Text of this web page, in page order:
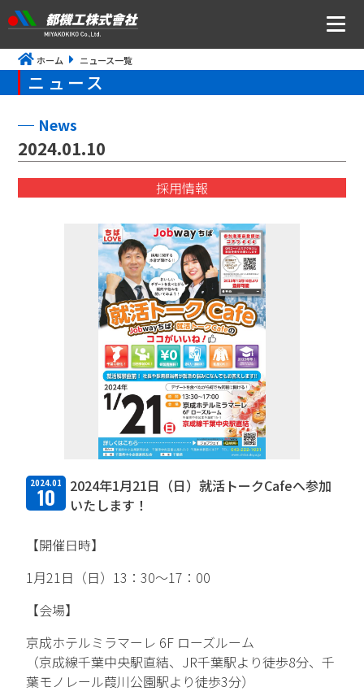
ニュース
トップメッセージ・社是・経営理念
事業所アクセス
CSR・ISOの取り組みについて
取扱商品・メーカー
取扱メーカー一覧
採用情報
会社を知る
人と仕事を知る
社風を知る
制度を知る
ホーム ニュース一覧
ニュース
News
2024.01.10
採用情報
2024.01
10
2024年1月21日（日）就活トークCafeへ参加
いたします！
【開催日時】
1月21日（日）13：30～17：00
【会場】
京成ホテルミラマーレ 6F ローズルーム
（京成線千葉中央駅直結、JR千葉駅より徒歩8分、千
葉モノレール葭川公園駅より徒歩3分）